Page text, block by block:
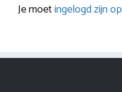
Je moetingelogd zijn op